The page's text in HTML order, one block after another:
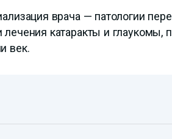
врача — патологии
катаракты и глаукомы,
век.